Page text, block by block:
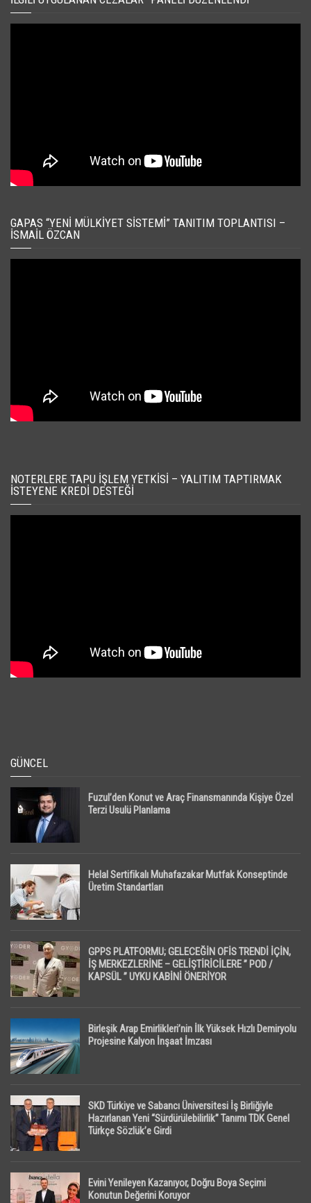
GAPAS “YENI MÜLKIYET SISTEMI” TANITIM TOPLANTISI –
İSMAIL ÖZCAN
NOTERLERE TAPU İŞLEM YETKISI – YALITIM TAPTIRMAK
İSTEYENE KREDI DESTEĞI
GÜNCEL
Fuzul’den Konut ve Araç Finansmanında Kişiye Özel
Terzi Usulü Planlama
Helal Sertifikalı Muhafazakar Mutfak Konseptinde
Üretim Standartları
GPPS PLATFORMU; GELECEĞİN OFİS TRENDİ İÇİN,
İŞ MERKEZLERİNE – GELİŞTİRİCİLERE ” POD /
KAPSÜL ” UYKU KABİNİ ÖNERİYOR
Birleşik Arap Emirlikleri’nin İlk Yüksek Hızlı Demiryolu
Projesine Kalyon İnşaat İmzası
SKD Türkiye ve Sabancı Üniversitesi İş Birliğiyle
Hazırlanan Yeni “Sürdürülebilirlik” Tanımı TDK Genel
Türkçe Sözlük’e Girdi
Evini Yenileyen Kazanıyor, Doğru Boya Seçimi
Konutun Değerini Koruyor